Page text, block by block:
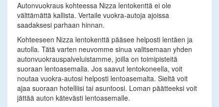
Autonvuokraus kohteessa Nizza lentokenttä ei ole
välttämättä kallista. Vertaile vuokra-autoja ajoissa
saadaksesi parhaan hinnan.
Kohteeseen Nizza lentokenttä pääsee helposti lentäen ja
autolla. Tätä varten neuvomme sinua valitsemaan yhden
autonvuokrauspalveluistamme, joilla on toimipisteitä
suoraan lentoasemalla. Jos saavut lentokoneella, voit
noutaa vuokra-autosi helposti lentoasemalta. Sieltä voit
ajaa suoraan hotelliisi tai asuntoosi. Loman päätteeksi voit
jättää auton kätevästi lentoasemalle.